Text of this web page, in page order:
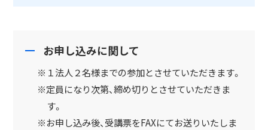
お申し込みに関して
※１法人２名様までの参加とさせていただきます。
※定員になり次第、締め切りとさせていただきま
す。
※お申し込み後、受講票をFAXにてお送りいたしま